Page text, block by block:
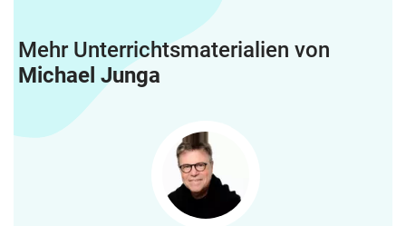
Mehr Unterrichtsmaterialien von
Michael Junga